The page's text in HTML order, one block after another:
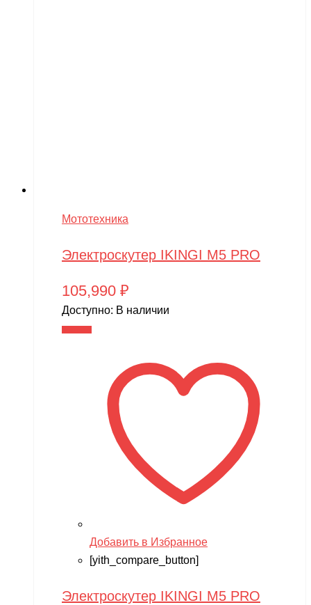
Мототехника
Электроскутер IKINGI M5 PRO
105,990 ₽
Доступно: В наличии
Добавить в Избранное
[yith_compare_button]
Электроскутер IKINGI M5 PRO